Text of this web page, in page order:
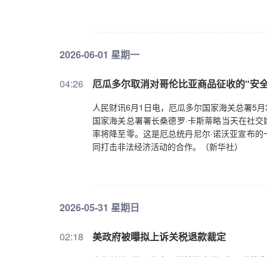
2026-06-01 星期一
04:26 厄瓜多尔取消对哥伦比亚商品征收的“安
人民财讯6月1日电，厄瓜多尔国家海关总署5
国家海关总署署长桑德罗·卡斯蒂略当天在社
率将降至零。这是厄总统丹尼尔·诺沃亚宣布
同打击非法经济活动的合作。（新华社）
2026-05-31 星期日
02:18 美政府被曝拟上诉关税退款裁定